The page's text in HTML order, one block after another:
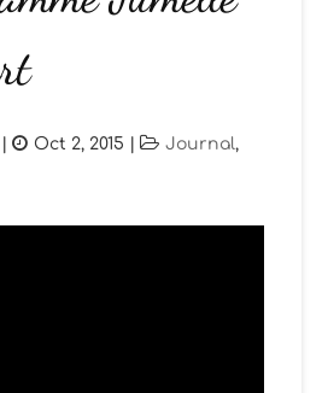
| Oct 2, 2015 | Journal,